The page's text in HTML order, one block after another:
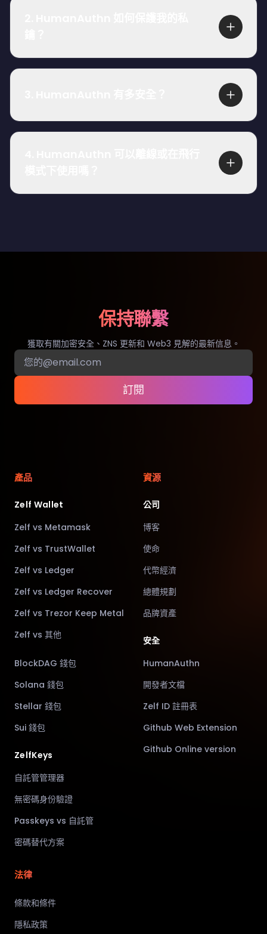
部識別和活體檢測來快速、準確、高安全性地驗證
個人身份。整個過程無需存儲敏感的生物識別數
據，為用戶提供簡單的登入體驗，並為組織提供高
級安全層。
除了是一種認證技術，HumanAuthn 還是一種由橢
圓曲線密碼學驅動的加密原語，它加密私鑰並將其
存儲在我們稱為 Zelf ID 的二維碼中。此 Zelf ID 存
HumanAuthn 以隱私為核心原則設計。該技術不存
面部識別。這大大降低了與集中式生物識別數據庫
相關的風險，如數據洩露、重放攻擊或大規模身份
洩露。由於不存儲生物識別數據，HumanAuthn 還
保持聯繫
獲取有關加密安全、ZNS 更新和 Web3 見解的最新信息。
訂閱
產品
Zelf Wallet
Zelf vs Metamask
Zelf vs TrustWallet
Zelf vs Ledger
Zelf vs Ledger Recover
Zelf vs Trezor Keep Metal
Zelf vs 其他
BlockDAG 錢包
Solana 錢包
Stellar 錢包
Sui 錢包
ZelfKeys
自託管管理器
無密碼身份驗證
Passkeys vs 自託管
密碼替代方案
資源
公司
博客
使命
代幣經濟
總體規劃
品牌資產
安全
HumanAuthn
開發者文檔
Zelf ID 註冊表
Github Web Extension
Github Online version
法律
條款和條件
隱私政策